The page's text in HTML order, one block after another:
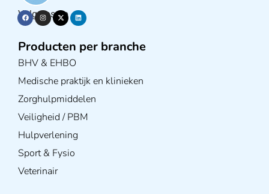
Volg ons op
Producten per branche
BHV & EHBO
Medische praktijk en klinieken
Zorghulpmiddelen
Veiligheid / PBM
Hulpverlening
Sport & Fysio
Veterinair